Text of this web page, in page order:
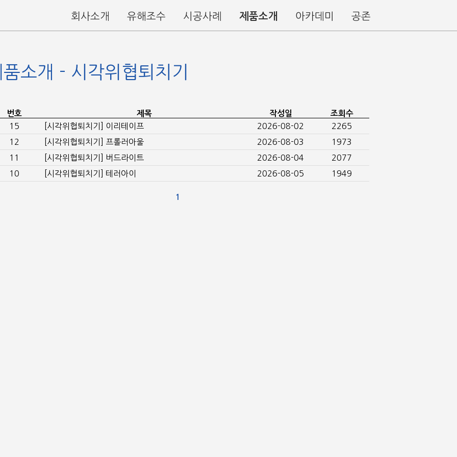
회사소개 유해조수 시공사례 제품소개 아카데미 공존
품소개 - 시각위협퇴치기
번호 제목 작성일 조회수
15 [시각위협퇴치기] 이리테이프 2026-08-02
2265
12
[시각위협퇴치기] 프롤러아울 2026-08-03
1973
11
[시각위협퇴치기] 버드라이트 2026-08-04
2077
10
[시각위협퇴치기] 테러아이 2026-08-05 1949
1